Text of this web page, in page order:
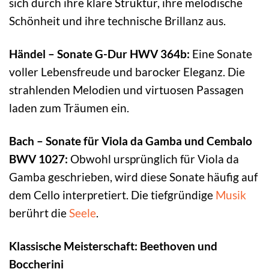
Schönheit und ihre technische Brillanz aus.
Händel – Sonate G-Dur HWV 364b: Eine Sonate
voller Lebensfreude und barocker Eleganz. Die
strahlenden Melodien und virtuosen Passagen
laden zum Träumen ein.
Bach – Sonate für Viola da Gamba und Cembalo
BWV 1027: Obwohl ursprünglich für Viola da
Gamba geschrieben, wird diese Sonate häufig auf
dem Cello interpretiert. Die tiefgründige Musik
berührt dieSeele.
Klassische Meisterschaft: Beethoven und
Boccherini